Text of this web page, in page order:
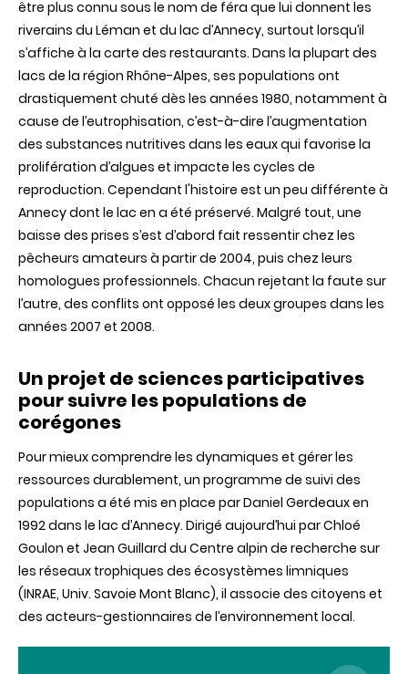
être plus connu sous le nom de féra que lui donnent les
riverains du Léman et du lac d’Annecy, surtout lorsqu’il
s’affiche à la carte des restaurants. Dans la plupart des
lacs de la région Rhône-Alpes, ses populations ont
drastiquement chuté dès les années 1980, notamment à
cause de l’eutrophisation, c’est-à-dire l’augmentation
des substances nutritives dans les eaux qui favorise la
prolifération d’algues et impacte les cycles de
reproduction. Cependant l'histoire est un peu différente à
Annecy dont le lac en a été préservé. Malgré tout, une
baisse des prises s’est d’abord fait ressentir chez les
pêcheurs amateurs à partir de 2004, puis chez leurs
homologues professionnels. Chacun rejetant la faute sur
l’autre, des conflits ont opposé les deux groupes dans les
années 2007 et 2008.
Un projet de sciences participatives
pour suivre les populations de
corégones
Pour mieux comprendre les dynamiques et gérer les
ressources durablement, un programme de suivi des
populations a été mis en place par Daniel Gerdeaux en
1992 dans le lac d’Annecy. Dirigé aujourd’hui par Chloé
Goulon et Jean Guillard du Centre alpin de recherche sur
les réseaux trophiques des écosystèmes limniques
(INRAE, Univ. Savoie Mont Blanc), il associe des citoyens et
des acteurs-gestionnaires de l’environnement local.